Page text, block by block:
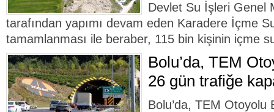
Devlet Su İşleri Genel
tarafından yapımı devam eden Karadere İçme
tamamlanması ile beraber, 115 bin kişinin içme
Bolu’da, TEM
26 gün trafiğe
Bolu’da, TEM Otoyolu